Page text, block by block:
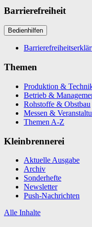
Barrierefreiheit
Bedienhilfen
Themen
Produktion &
Betrieb &
Rohstoffe & Obstbau
Messen &
Themen A-Z
Kleinbrennerei
Aktuelle Ausgabe
Archiv
Sonderhefte
Newsletter
Push-Nachrichten
Alle Inhalte